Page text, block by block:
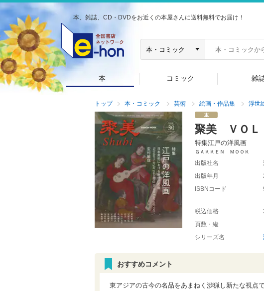
本、雑誌、CD・DVDをお近くの本屋さんに送料無料でお届け！
本 コミック 雑
トップ 本・コミック 芸術 絵画・作品集 浮世
聚美 ＶＯＬ
特集江戸の洋風画
ＧＡＫＫＥＮ ＭＯＯＫ
出版社名
出版年月
ISBNコード
税込価格
頁数・縦
シリーズ名
おすすめコメント
東アジアの古今の名品をあまねく渉猟し新たな視点